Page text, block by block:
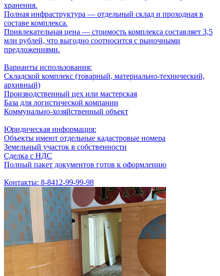
хранения.
Полная инфраструктура — отдельный склад и проходная в
составе комплекса.
Привлекательная цена — стоимость комплекса составляет 3,5
млн рублей, что выгодно соотносится с рыночными
предложениями.
Варианты использования:
Складской комплекс (товарный, материально-технический,
архивный)
Производственный цех или мастерская
База для логистической компании
Коммунально-хозяйственный объект
Юридическая информация:
Объекты имеют отдельные кадастровые номера
Земельный участок в собственности
Сделка с НДС
Полный пакет документов готов к оформлению
Контакты: 8-8412-99-99-98